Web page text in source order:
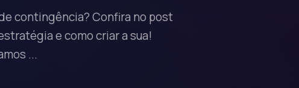
contingência? Confira no post
e como criar a sua!
...